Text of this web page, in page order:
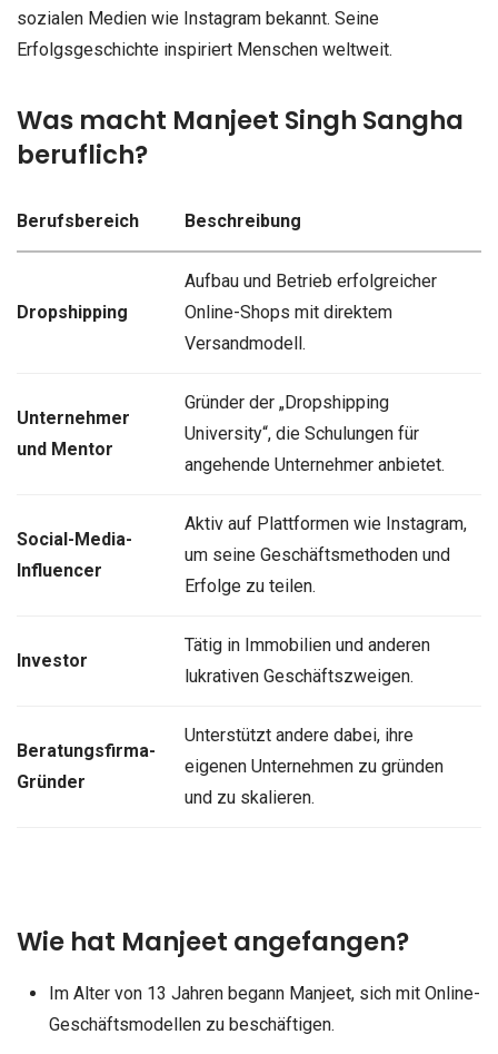
sozialen Medien wie Instagram bekannt. Seine
Erfolgsgeschichte inspiriert Menschen weltweit.
Was macht Manjeet Singh Sangha
beruflich?
Berufsbereich Beschreibung
Dropshipping
Aufbau und Betrieb erfolgreicher
Online-Shops mit direktem
Versandmodell.
Unternehmer
und Mentor
Gründer der „Dropshipping
University“, die Schulungen für
angehende Unternehmer anbietet.
Social-Media-
Influencer
Aktiv auf Plattformen wie Instagram,
um seine Geschäftsmethoden und
Erfolge zu teilen.
Investor
Tätig in Immobilien und anderen
lukrativen Geschäftszweigen.
Beratungsfirma-
Gründer
Unterstützt andere dabei, ihre
eigenen Unternehmen zu gründen
und zu skalieren.
Wie hat Manjeet angefangen?
Im Alter von 13 Jahren begann Manjeet, sich mit Online-
Geschäftsmodellen zu beschäftigen.